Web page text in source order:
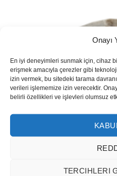
Onayı
En iyi deneyimleri sunmak için, cihaz
erişmek amacıyla çerezler gibi
izin vermek, bu sitedeki tarama
verileri işlememize izin verecektir.
belirli özellikleri ve işlevleri olumsuz
TERCIHLERI